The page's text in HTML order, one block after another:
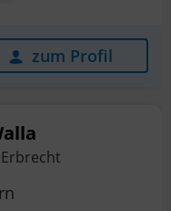
zum Profil